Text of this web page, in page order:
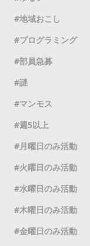
地域おこし
プログラミング
部員急募
謎
マンモス
週5以上
月曜日のみ活動
火曜日のみ活動
水曜日のみ活動
木曜日のみ活動
金曜日のみ活動